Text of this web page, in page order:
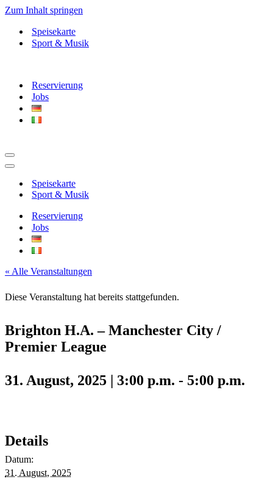
Zum Inhalt springen
Speisekarte
Sport & Musik
Reservierung
Jobs
Navigationsmenü
Navigationsmenü
Speisekarte
Sport & Musik
Reservierung
Jobs
« Alle Veranstaltungen
Diese Veranstaltung hat bereits stattgefunden.
Brighton H.A. – Manchester City /
Premier League
31. August, 2025 | 3:00 p.m. - 5:00 p.m.
Details
Datum:
31. August, 2025